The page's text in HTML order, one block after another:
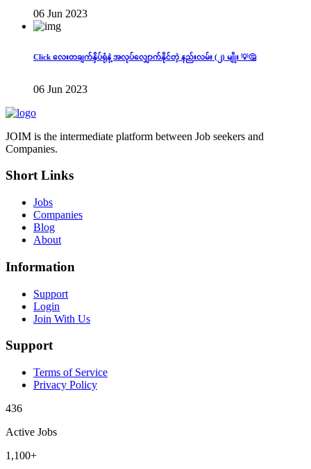
06 Jun 2023
Click လေးတချက်နှိပ်ရုံနဲ့ အလုပ်လျှောက်နိုင်တဲ့ နည်းလမ်း (၂) မျိုး 💡🤔
06 Jun 2023
JOIM is the intermediate platform between Job seekers and
Companies.
Short Links
Jobs
Companies
Blog
About
Information
Support
Login
Join With Us
Support
Terms of Service
Privacy Policy
436
Active Jobs
1,100+